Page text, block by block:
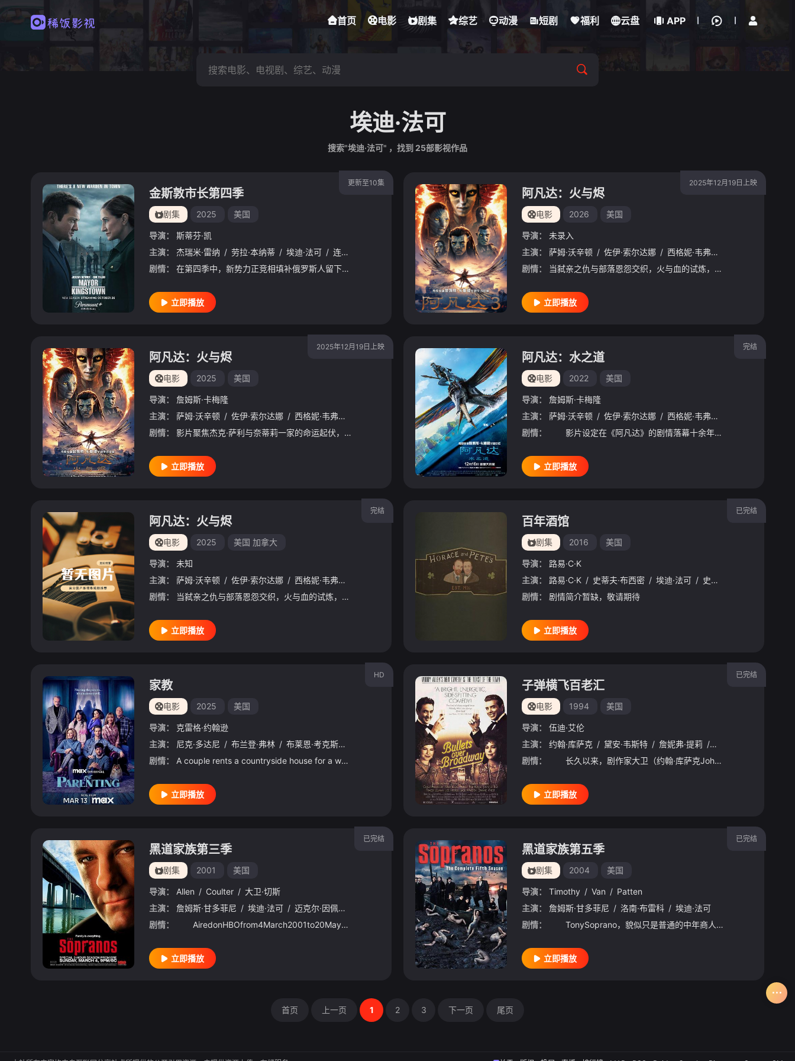
首页 电影 剧集 综艺 动漫 短剧 福利 云盘 APP
埃迪·法可
搜索"埃迪·法可" ，找到 25部影视作品
更新至10集
金斯敦市长第四季
剧集 2025 美国
导演：
斯蒂芬·凯
主演：
杰瑞米·雷纳 / 劳拉·本纳蒂 / 埃迪·法可 / 连尼·詹姆斯 妮卡尔·扎德甘 / 休·狄伦 / 泰勒·汉德雷 / 托比·班特法 尼希·穆尼希 / 约翰·塞纳迭姆博
剧情：
在第四季中，新势力正竞相填补俄罗斯人留下的权力真空， 对金斯敦的控制受到威胁，迫使他不得不面对由此引发的帮派战争，阻止他们吞并这座城镇。与此同时，他的所爱之人面临前所未有的危险， 必须应对
立即播放
2025年12月19日上映
阿凡达：火与烬
电影 2026 美国
导演：
未录入
主演：
萨姆·沃辛顿 / 佐伊·索尔达娜 / 西格妮·韦弗 /
剧情：
当弑亲之仇与部落恩怨交织，火与血的试炼，吞没整个星球。跨文明的复仇之战，即将撕开潘多拉更黑暗的传说……
立即播放
2025年12月19日上映
阿凡达：火与烬
电影 2025 美国
导演：
詹姆斯·卡梅隆
主演：
萨姆·沃辛顿 / 佐伊·索尔达娜 / 西格妮·韦弗 / 奥娜·卓别林 / 大卫·休里斯 / 凯特·温斯莱特 / 贝利·巴斯 / 吉奥瓦尼·瑞比西 / 杰梅奈·克莱门特
剧情：
影片聚焦杰克·萨利与奈蒂莉一家的命运起伏，在前作的情感余波之上，深刻描绘一个家族在战火中如何成长、并共同守护血脉相连的情感纽带的历程，从而将故事推向更具张力的全新维度。此外，潘多拉的全新领域也即将揭晓
立即播放
完结
阿凡达：水之道
电影 2022 美国
导演：
詹姆斯·卡梅隆
主演：
萨姆·沃辛顿 / 佐伊·索尔达娜 / 西格妮·韦弗 /
剧情：
影片设定在《阿凡达》的剧情落幕十余年后，讲述了萨利一家（杰克、奈蒂莉和孩子们）的故事：危机未曾消散，一家人拼尽全力彼此守护、奋力求生，并历经艰险磨难。 杰克和奈蒂莉组建了家庭，他们的孩子也逐渐成
立即播放
完结
阿凡达：火与烬
电影 2025 美国 加拿大
导演：
未知
主演：
萨姆·沃辛顿 / 佐伊·索尔达娜 / 西格妮·韦弗 / 奥娜·卓别林 / 大卫·休里斯 凯特·温斯莱特 / 贝利·巴斯 / 吉奥瓦尼·瑞比西 / 杰梅奈·克莱门特
剧情：
当弑亲之仇与部落恩怨交织，火与血的试炼，吞没整个星球！“卡神”詹姆斯·卡梅隆再造视听奇观，跨文明的复仇之战，即将揭开潘多拉更黑暗的传说……
立即播放
已完结
百年酒馆
剧集 2016 美国
导演：
路易·C·K
主演：
路易·C·K / 史蒂夫·布西密 / 埃迪·法可 / 史蒂夫·赖特
剧情：
剧情简介暂缺，敬请期待
立即播放
HD
家教
电影 2025 美国
导演：
克雷格·约翰逊
主演：
尼克·多达尼 / 布兰登·弗林 / 布莱恩·考克斯 / 丽莎·库卓 / 迪恩·诺里斯 / 薇薇安·邦 / 帕克·波西 / Chloe / Sciore / 海蒂·加尔扎 / 凯特·阿瓦洛尼
剧情：
A couple rents a countryside house for a weekend with their parents and then discover it #39;s inhab
立即播放
已完结
子弹横飞百老汇
电影 1994 美国
导演：
伍迪·艾伦
主演：
约翰·库萨克 / 黛安·韦斯特 / 詹妮弗·提莉 / 查兹·帕尔明特瑞
剧情：
长久以来，剧作家大卫（约翰·库萨克JohnCusack饰）都过着郁郁不得志的生活，艺术家特有的清高让他对如今腐败混乱的话剧界充满了失望之情。为了讨好情妇奥利芙（詹妮弗·提莉JenniferTill
立即播放
已完结
黑道家族第三季
剧集 2001 美国
导演： Allen / Coulter / 大卫·切斯
主演：
詹姆斯·甘多菲尼 / 埃迪·法可 / 迈克尔·因佩里奥利
剧情：
AiredonHBOfrom4March2001to20May2001
立即播放
已完结
黑道家族第五季
剧集 2004 美国
导演： Timothy / Van / Patten
主演：
詹姆斯·甘多菲尼 / 洛南·布雷科 / 埃迪·法可
剧情：
TonySoprano，貌似只是普通的中年商人一个，身边围绕着顺从的妻子，叛逆的儿子，学业出众的女儿，正在渐渐失去威严的叔叔，容易头脑发热的侄子，还有个众人皆知的情妇和一个听他倾诉的心理医生——黑
立即播放
首页 上一页 1 2 3 下一页 尾页